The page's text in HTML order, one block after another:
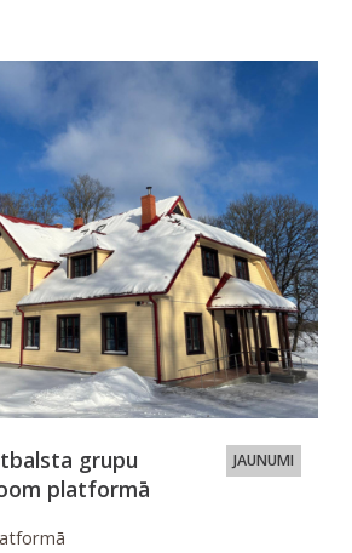
JAUNUMI
grupu
platformā